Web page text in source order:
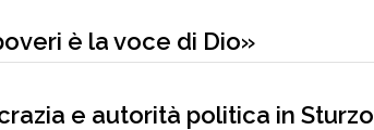
è la voce di Dio»
e autorità politica in Sturzo